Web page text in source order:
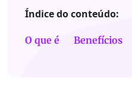
Índice do conteúdo:
O que é Benefícios